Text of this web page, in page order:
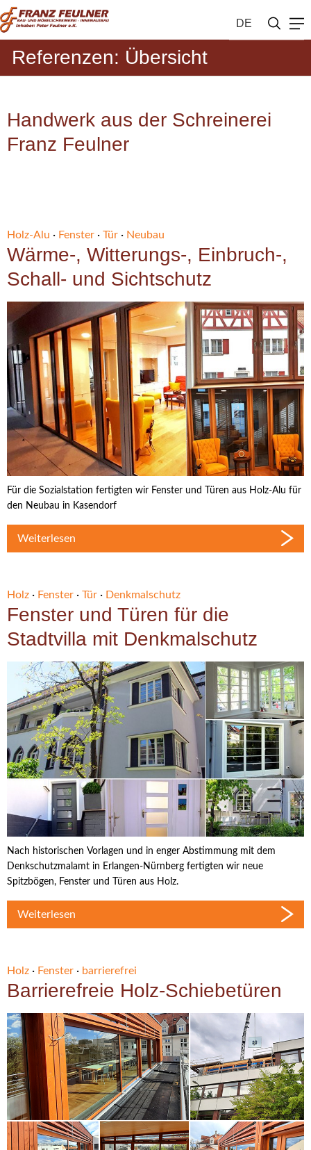
DE
Referenzen: Übersicht
Handwerk aus der Schreinerei
Franz Feulner
Holz-Alu · Fenster · Tür · Neubau
Wärme-, Witterungs-, Einbruch-,
Schall- und Sichtschutz
Für die Sozialstation fertigten wir Fenster und Türen aus Holz-Alu für
den Neubau in Kasendorf
Weiterlesen
Holz · Fenster · Tür · Denkmalschutz
Fenster und Türen für die
Stadtvilla mit Denkmalschutz
Nach historischen Vorlagen und in enger Abstimmung mit dem
Denkschutzmalamt in Erlangen-Nürnberg fertigten wir neue
Spitzbögen, Fenster und Türen aus Holz.
Weiterlesen
Holz · Fenster · barrierefrei
Barrierefreie Holz-Schiebetüren